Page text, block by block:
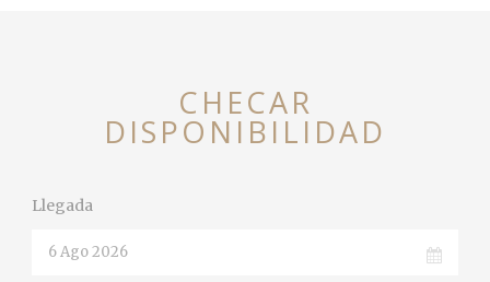
CHECAR
DISPONIBILIDAD
Llegada